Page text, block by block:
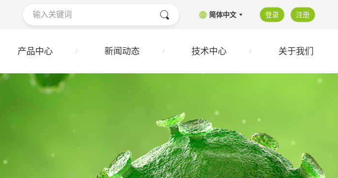
简体中文 登录 注册
产品中心 新闻动态 技术中心 关于我们